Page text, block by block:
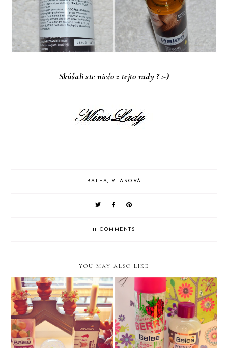
Skúšali ste niečo z tejto rady ? :-)
BALEA, VLASOVÁ
11 COMMENTS
YOU MAY ALSO LIKE
Vianočné testovanie- Ebelin
& Balea
Balea hravé potešenie na
každý deň